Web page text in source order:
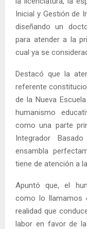
Inicial y Gestión de
diseñando un
para atender a la
cual ya se
Destacó que la
referente
de la Nueva
humanismo
como una parte
Integrador
ensambla
tiene de atención a
Apuntó que, el
como lo llamamos
realidad que
labor en favor de